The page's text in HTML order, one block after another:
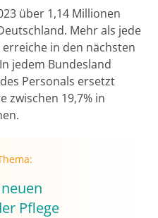
über 1,14 Millionen
Mehr als jede
in den nächsten
jedem Bundesland
Personals ersetzt
zwischen 19,7% in
Pflege